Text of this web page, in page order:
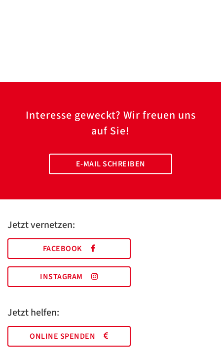
Interesse geweckt? Wir freuen uns
auf Sie!
E-MAIL SCHREIBEN
Jetzt vernetzen:
FACEBOOK
INSTAGRAM
Jetzt helfen:
ONLINE SPENDEN